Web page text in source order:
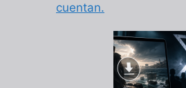
cuentan.